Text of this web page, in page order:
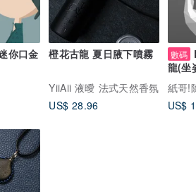
你口金
橙花古龍 夏日腋下噴霧
YiiAii 液曖 法式天然香氛
US$ 28.96
數碼
龍(坐
紙哥!
US$